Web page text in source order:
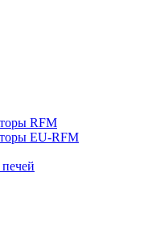
RFM
EU-RFM